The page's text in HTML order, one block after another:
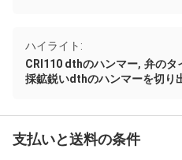
ハイライト:
CRI110 dthのハンマー, 弁のタ
採鉱鋭いdthのハンマーを切り
支払いと送料の条件